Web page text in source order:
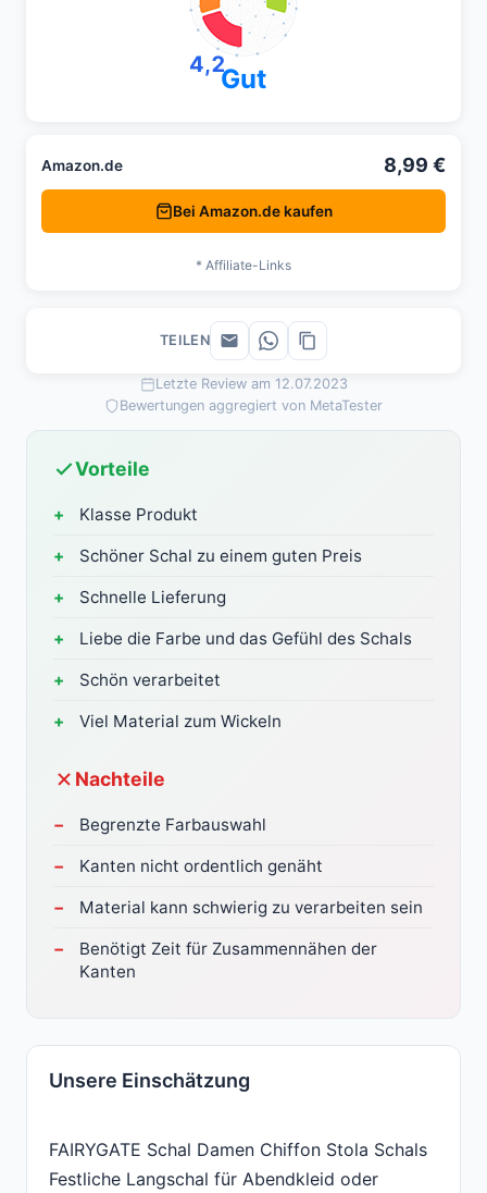
Letzte Review am 12.07.2023
Bewertungen aggregiert von MetaTester
Vorteile
Klasse Produkt
Schöner Schal zu einem guten Preis
Schnelle Lieferung
Liebe die Farbe und das Gefühl des Schals
Schön verarbeitet
Viel Material zum Wickeln
Nachteile
Begrenzte Farbauswahl
Kanten nicht ordentlich genäht
Material kann schwierig zu verarbeiten sein
Benötigt Zeit für Zusammennähen der
Kanten
Unsere Einschätzung
FAIRYGATE Schal Damen Chiffon Stola Schals
Festliche Langschal für Abendkleid oder
4,2Gut
Amazon.de 8,99 €
Bei Amazon.de kaufen
* Affiliate-Links
TEILEN